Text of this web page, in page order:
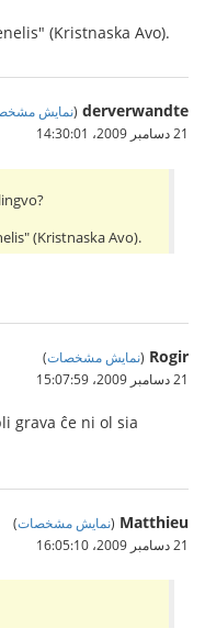
(Kristnaska Avo).
derverwandte
(نمایش
21 دسامبر 2009،‏ 14:30:01
(Kristnaska Avo).
Rogir
(نمایش مشخصات)
21 دسامبر 2009،‏ 15:07:59
grava ĉe ni ol sia
Matthieu
(نمایش مشخصات)
21 دسامبر 2009،‏ 16:05:10